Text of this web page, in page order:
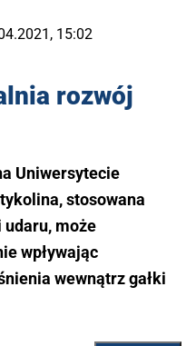
15:02
rozwój
Uniwersytecie
stosowana
może
wpływając
wewnątrz gałki